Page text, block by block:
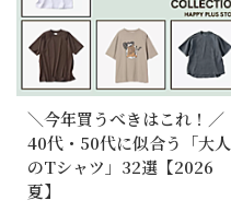
＼今年買うべきはこれ！／
40代・50代に似合う「大人
のTシャツ」32選【2026
夏】